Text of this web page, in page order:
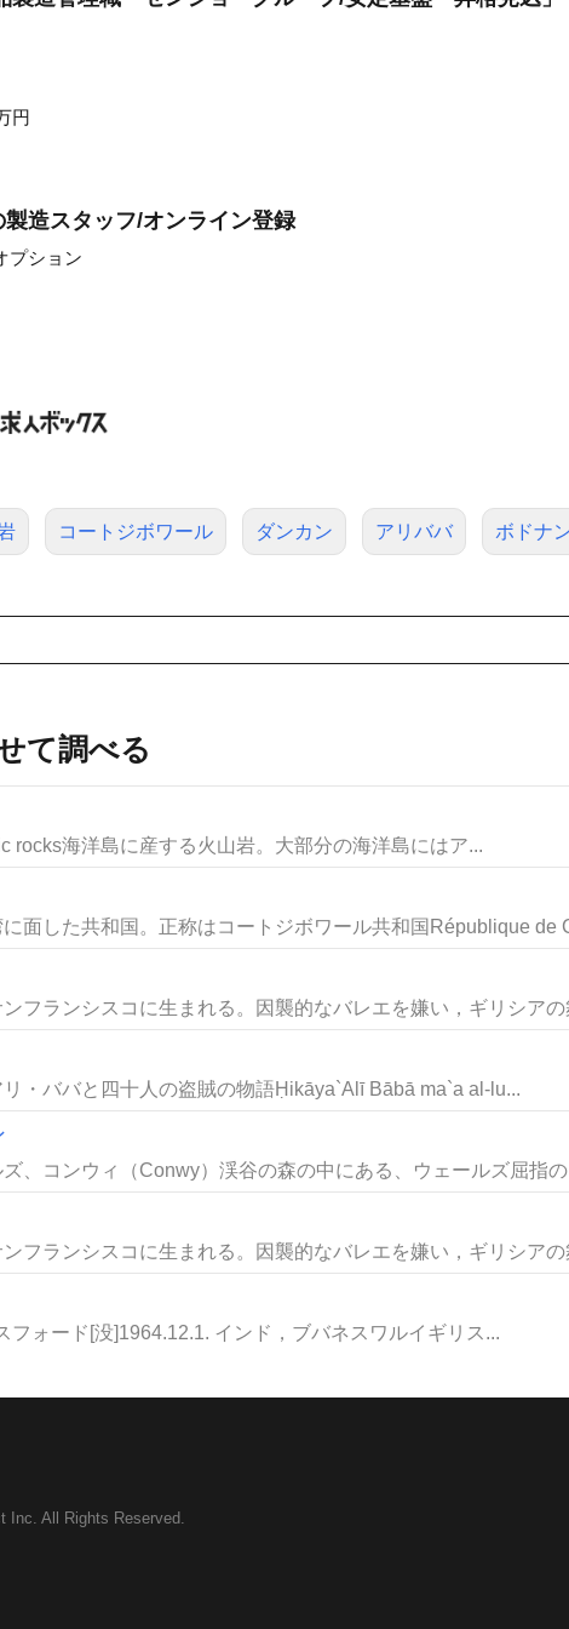
円
造スタッフ/オンライン登録
プション
コートジボワール ダンカン アリババ ボドナ
て調べる
rocks海洋島に産する火山岩。大部分の海洋島にはア...
面した共和国。正称はコートジボワール共和国République de
フランシスコに生まれる。因襲的なバレエを嫌い，ギリシア
・ババと四十人の盗賊の物語Ḥikāya`Alī Bābā ma`a al-lu...
、コンウィ（Conwy）渓谷の森の中にある、ウェールズ屈指
フランシスコに生まれる。因襲的なバレエを嫌い，ギリシア
フォード[没]1964.12.1. インド，ブバネスワルイギリス...
Inc. All Rights Reserved.